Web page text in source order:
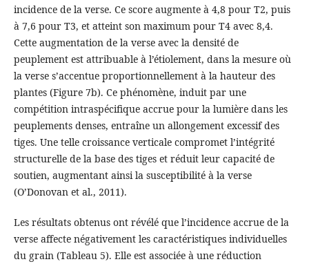
incidence de la verse. Ce score augmente à 4,8 pour T2, puis
à 7,6 pour T3, et atteint son maximum pour T4 avec 8,4.
Cette augmentation de la verse avec la densité de
peuplement est attribuable à l’étiolement, dans la mesure où
la verse s’accentue proportionnellement à la hauteur des
plantes (Figure 7b). Ce phénomène, induit par une
compétition intraspécifique accrue pour la lumière dans les
peuplements denses, entraîne un allongement excessif des
tiges. Une telle croissance verticale compromet l’intégrité
structurelle de la base des tiges et réduit leur capacité de
soutien, augmentant ainsi la susceptibilité à la verse
(O’Donovan et al., 2011).
Les résultats obtenus ont révélé que l’incidence accrue de la
verse affecte négativement les caractéristiques individuelles
du grain (Tableau 5). Elle est associée à une réduction